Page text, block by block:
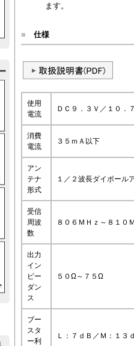
ます。
■ 仕様
使用
電流
ＤＣ９．３Ｖ／１０．
消費
電流
３５ｍＡ以下
アン
テナ
形式
１／２波長ダイポール
受信
周波
数
８０６ＭＨｚ～８１０
出力
イン
ピー
ダン
ス
５０Ω～７５Ω
ブー
スタ
ー利
Ｌ：７ｄＢ／Ｍ：１３